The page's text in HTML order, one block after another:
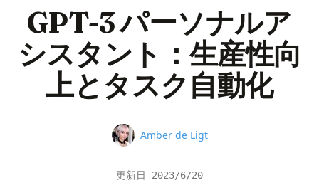
GPT-3 パーソナルア
シスタント：生産性向
上とタスク自動化
Name
Amber de Ligt
更新日 2023/6/20